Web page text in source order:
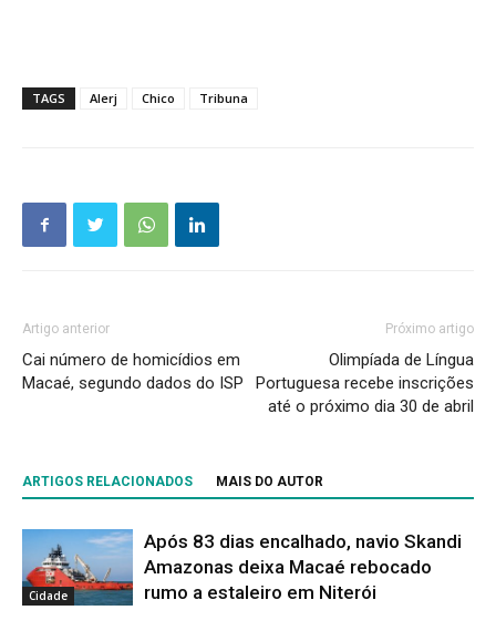
TAGS Alerj Chico Tribuna
Artigo anterior
Cai número de homicídios em
Macaé, segundo dados do ISP
Próximo artigo
Olimpíada de Língua
Portuguesa recebe inscrições
até o próximo dia 30 de abril
ARTIGOS RELACIONADOS MAIS DO AUTOR
Cidade
Após 83 dias encalhado, navio Skandi
Amazonas deixa Macaé rebocado
rumo a estaleiro em Niterói